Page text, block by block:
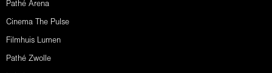
Pathé Arena
Cinema The Pulse
Filmhuis Lumen
Pathé Zwolle